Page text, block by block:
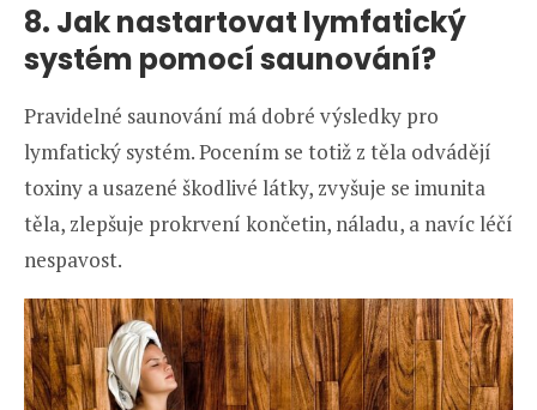
8. Jak nastartovat lymfatický
systém pomocí saunování?
Pravidelné saunování má dobré výsledky pro
lymfatický systém. Pocením se totiž z těla odvádějí
toxiny a usazené škodlivé látky, zvyšuje se imunita
těla, zlepšuje prokrvení končetin, náladu, a navíc léčí
nespavost.